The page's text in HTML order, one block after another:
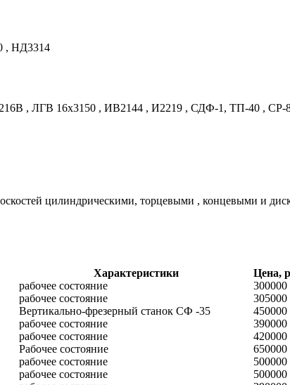
, НД3314
, ЛГВ 16х3150 , ИВ2144 , И2219 , СДФ-1, ТП-40 ,
цилиндрическими, торцевыми , концевыми и
Характеристики
Цена,
рабочее состояние
300000
рабочее состояние
305000
Вертикально-фрезерный станок СФ -35
450000
рабочее состояние
390000
рабочее состояние
420000
Рабочее состояние
650000
рабочее состояние
500000
рабочее состояние
500000